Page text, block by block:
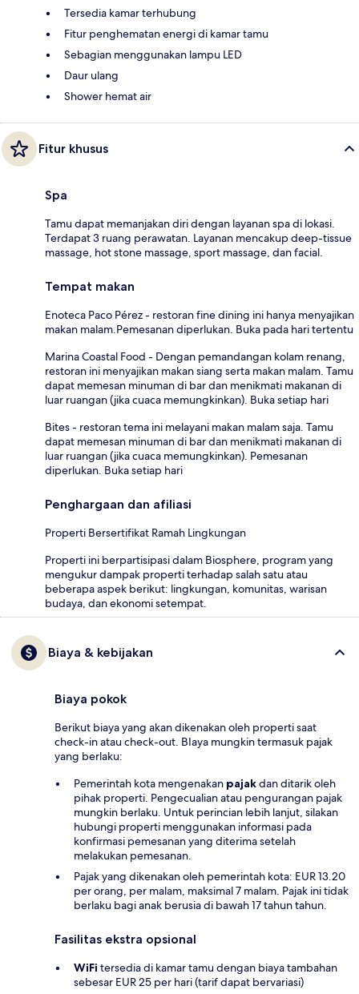
Tersedia kamar terhubung
Fitur penghematan energi di kamar tamu
Sebagian menggunakan lampu LED
Daur ulang
Shower hemat air
Fitur khusus
Spa
Tamu dapat memanjakan diri dengan layanan spa di lokasi.
Terdapat 3 ruang perawatan. Layanan mencakup deep-tissue
massage, hot stone massage, sport massage, dan facial.
Tempat makan
Enoteca Paco Pérez - restoran fine dining ini hanya menyajikan
makan malam.Pemesanan diperlukan. Buka pada hari tertentu
Marina Coastal Food - Dengan pemandangan kolam renang,
restoran ini menyajikan makan siang serta makan malam. Tamu
dapat memesan minuman di bar dan menikmati makanan di
luar ruangan (jika cuaca memungkinkan). Buka setiap hari
Bites - restoran tema ini melayani makan malam saja. Tamu
dapat memesan minuman di bar dan menikmati makanan di
luar ruangan (jika cuaca memungkinkan). Pemesanan
diperlukan. Buka setiap hari
Penghargaan dan afiliasi
Properti Bersertifikat Ramah Lingkungan
Properti ini berpartisipasi dalam Biosphere, program yang
mengukur dampak properti terhadap salah satu atau
beberapa aspek berikut: lingkungan, komunitas, warisan
budaya, dan ekonomi setempat.
Biaya & kebijakan
Biaya pokok
Berikut biaya yang akan dikenakan oleh properti saat
check-in atau check-out. BIaya mungkin termasuk pajak
yang berlaku:
Pemerintah kota mengenakan pajakdan ditarik oleh
pihak properti. Pengecualian atau pengurangan pajak
mungkin berlaku. Untuk perincian lebih lanjut, silakan
hubungi properti menggunakan informasi pada
konfirmasi pemesanan yang diterima setelah
melakukan pemesanan.
Pajak yang dikenakan oleh pemerintah kota: EUR 13.20
per orang, per malam, maksimal 7 malam. Pajak ini tidak
berlaku bagi anak berusia di bawah 17 tahun tahun.
Fasilitas ekstra opsional
WiFi tersedia di kamar tamu dengan biaya tambahan
sebesar EUR 25 per hari (tarif dapat bervariasi)